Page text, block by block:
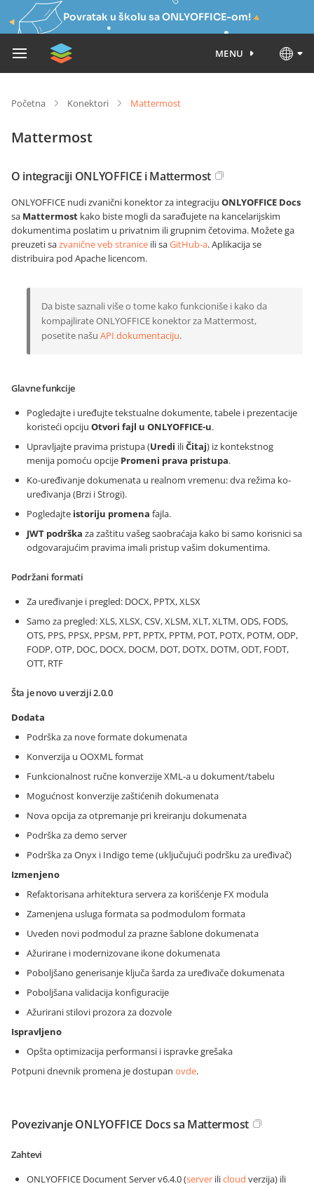
Povratak u školu sa ONLYOFFICE-om!
MENU
Početna Konektori Mattermost
Mattermost
O integraciji ONLYOFFICE i Mattermost
ONLYOFFICE nudi zvanični konektor za integraciju ONLYOFFICE Docs
sa Mattermost kako biste mogli da sarađujete na kancelarijskim
dokumentima poslatim u privatnim ili grupnim četovima. Možete ga
preuzeti sazvanične veb stranice ili saGitHub-a. Aplikacija se
distribuira pod Apache licencom.
Da biste saznali više o tome kako funkcioniše i kako da
kompajlirate ONLYOFFICE konektor za Mattermost,
posetite našu API dokumentaciju.
Glavne funkcije
Pogledajte i uređujte tekstualne dokumente, tabele i prezentacije
koristeći opciju Otvori fajl u ONLYOFFICE-u.
Upravljajte pravima pristupa (Uredi iliČitaj) iz kontekstnog
menija pomoću opcije Promeni prava pristupa.
Ko-uređivanje dokumenata u realnom vremenu: dva režima ko-
uređivanja (Brzi i Strogi).
Pogledajte istoriju promena fajla.
JWT podrška za zaštitu vašeg saobraćaja kako bi samo korisnici sa
odgovarajućim pravima imali pristup vašim dokumentima.
Podržani formati
Za uređivanje i pregled: DOCX, PPTX, XLSX
Samo za pregled: XLS, XLSX, CSV, XLSM, XLT, XLTM, ODS, FODS,
OTS, PPS, PPSX, PPSM, PPT, PPTX, PPTM, POT, POTX, POTM, ODP,
FODP, OTP, DOC, DOCX, DOCM, DOT, DOTX, DOTM, ODT, FODT,
OTT, RTF
Šta je novo u verziji 2.0.0
Dodata
Podrška za nove formate dokumenata
Konverzija u OOXML format
Funkcionalnost ručne konverzije XML-a u dokument/tabelu
Mogućnost konverzije zaštićenih dokumenata
Nova opcija za otpremanje pri kreiranju dokumenata
Podrška za demo server
Podrška za Onyx i Indigo teme (uključujući podršku za uređivač)
Izmenjeno
Refaktorisana arhitektura servera za korišćenje FX modula
Zamenjena usluga formata sa podmodulom formata
Uveden novi podmodul za prazne šablone dokumenata
Ažurirane i modernizovane ikone dokumenata
Poboljšano generisanje ključa šarda za uređivače dokumenata
Poboljšana validacija konfiguracije
Ažurirani stilovi prozora za dozvole
Ispravljeno
Opšta optimizacija performansi i ispravke grešaka
Potpuni dnevnik promena je dostupan ovde.
Povezivanje ONLYOFFICE Docs sa Mattermost
Zahtevi
ONLYOFFICE Document Server v6.4.0 (server ilicloud verzija) ili